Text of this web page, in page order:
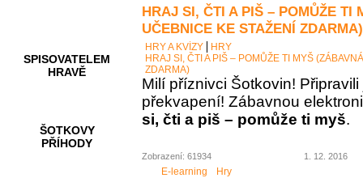
SPISOVATELEM
HRAVĚ
ŠOTKOVY
PŘÍHODY
HRAJ SI, ČTI A PIŠ – POMŮŽE TI
UČEBNICE KE STAŽENÍ ZDARMA)
HRY A KVÍZY
HRY
HRAJ SI, ČTI A PIŠ – POMŮŽE TI MYŠ
ZDARMA)
Milí příznivci Šotkovin!
překvapení! Zábavnou
si, čti a piš – pomůže ti myš.
Zobrazení: 61934 1. 12. 2016
E-learning Hry